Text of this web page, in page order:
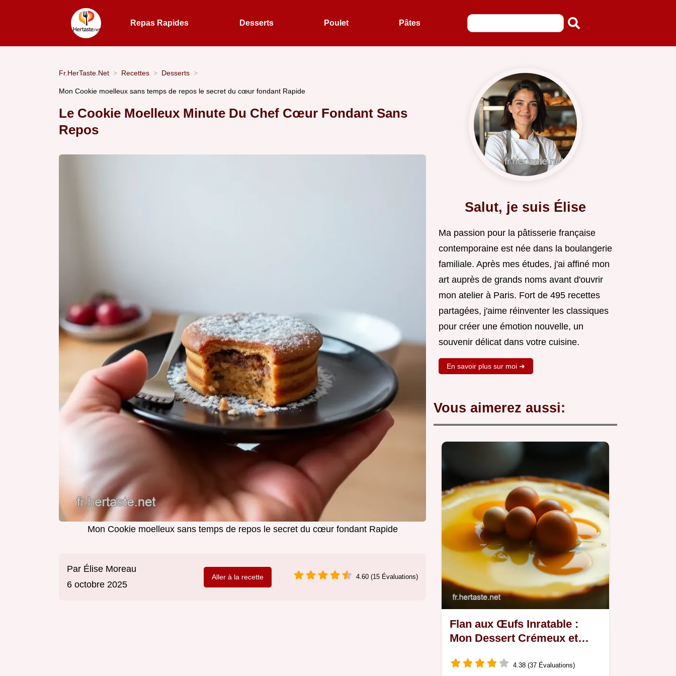
Repas Rapides Desserts Poulet Pâtes
Fr.HerTaste.Net Recettes Desserts
Mon Cookie moelleux sans temps de repos le secret du cœur fondant Rapide
Le Cookie Moelleux Minute Du Chef Cœur Fondant Sans
Repos
Mon Cookie moelleux sans temps de repos le secret du cœur fondant Rapide
Par Élise Moreau
6 octobre 2025
Aller à la recette 4.60 (15 Évaluations)
Salut, je suis Élise
Ma passion pour la pâtisserie française
contemporaine est née dans la boulangerie
familiale. Après mes études, j'ai affiné mon
art auprès de grands noms avant d'ouvrir
mon atelier à Paris. Fort de 495 recettes
partagées, j'aime réinventer les classiques
pour créer une émotion nouvelle, un
souvenir délicat dans votre cuisine.
En savoir plus sur moi ➜
Vous aimerez aussi:
Flan aux Œufs Inratable :
Mon Dessert Crémeux et
4.38 (37 Évaluations)